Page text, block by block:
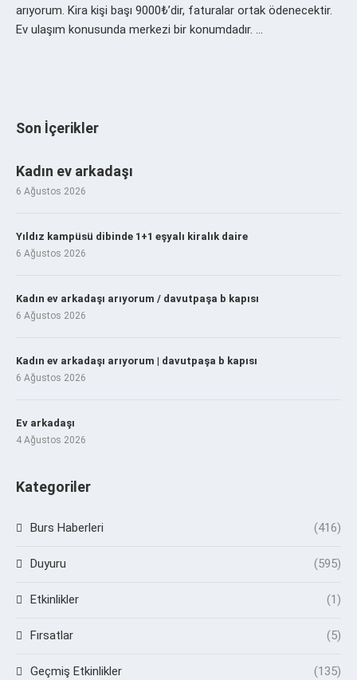
arıyorum. Kira kişi başı 9000₺’dir, faturalar ortak ödenecektir.
Ev ulaşım konusunda merkezi bir konumdadır. …
Son İçerikler
Kadın ev arkadaşı
6 Ağustos 2026
Yıldız kampüsü dibinde 1+1 eşyalı kiralık daire
6 Ağustos 2026
Kadın ev arkadaşı arıyorum / davutpaşa b kapısı
6 Ağustos 2026
Kadın ev arkadaşı arıyorum | davutpaşa b kapısı
6 Ağustos 2026
Ev arkadaşı
4 Ağustos 2026
Kategoriler
Burs Haberleri (416)
Duyuru (595)
Etkinlikler (1)
Fırsatlar (5)
Geçmiş Etkinlikler (135)